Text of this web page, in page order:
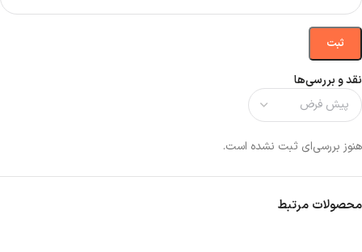
نقد و بررسی‌ها
هنوز بررسی‌ای ثبت نشده است.
محصولات مرتبط